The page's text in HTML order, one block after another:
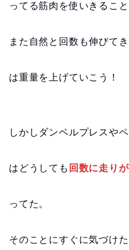
ってる筋肉を使いきるこ
また自然と回数も伸びて
は重量を上げていこう！
しかしダンベルプレスや
はどうしても 回数に走り
ってた。
そのことにすぐに気づけ